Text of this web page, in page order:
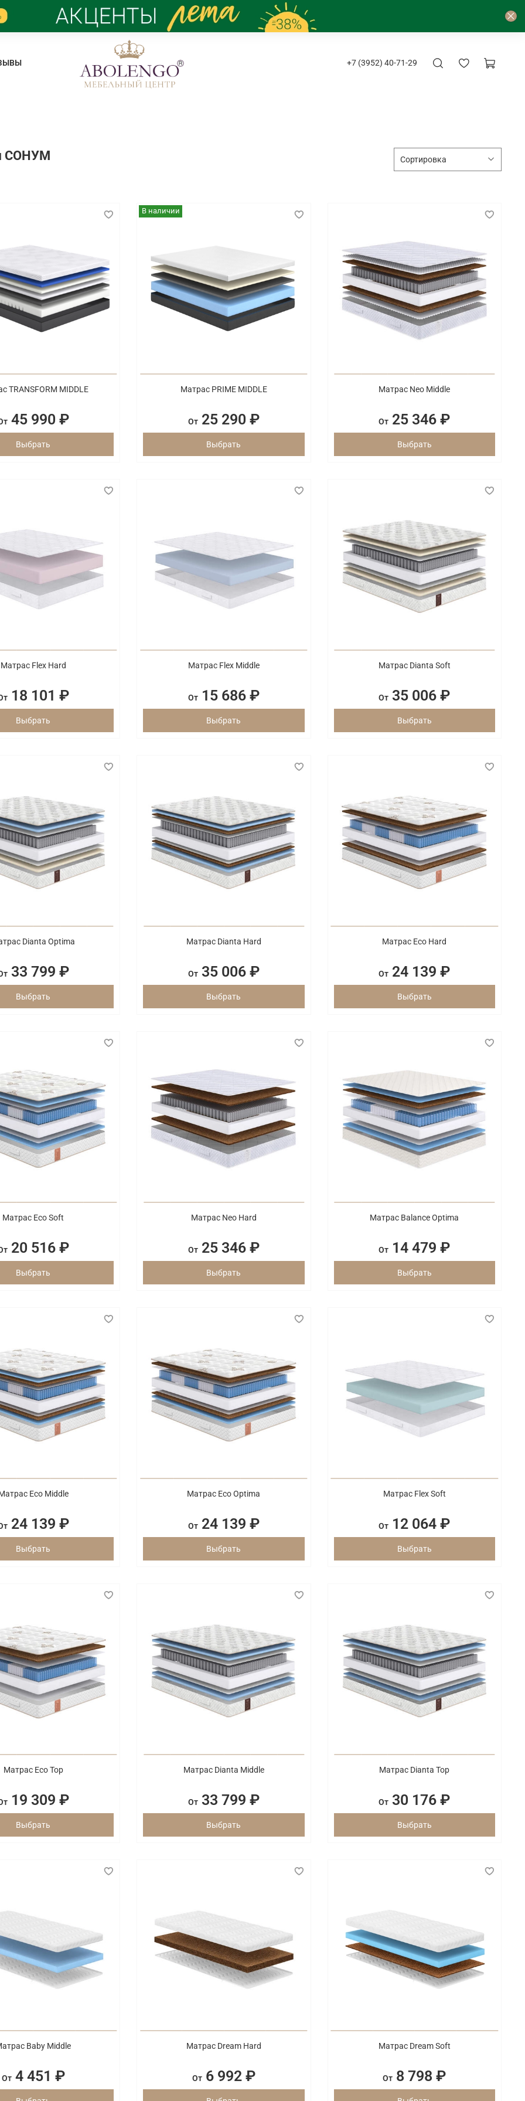
+7 (3952) 40-71-29
СОНУМ
TRANSFORM MIDDLE
45 990 ₽
Выбрать
В наличии
Матрас PRIME MIDDLE
От25 290 ₽
Выбрать
Матрас Neo Middle
От 25 346 ₽
Выбрать
Матрас Flex Hard
18 101 ₽
Выбрать
Матрас Flex Middle
От15 686 ₽
Выбрать
Матрас Dianta Soft
От 35 006 ₽
Выбрать
Dianta Optima
33 799 ₽
Выбрать
Матрас Dianta Hard
От35 006 ₽
Выбрать
Матрас Eco Hard
От 24 139 ₽
Выбрать
Матрас Eco Soft
20 516 ₽
Выбрать
Матрас Neo Hard
От25 346 ₽
Выбрать
Матрас Balance Optima
От 14 479 ₽
Выбрать
Eco Middle
24 139 ₽
Выбрать
Матрас Eco Optima
От24 139 ₽
Выбрать
Матрас Flex Soft
От 12 064 ₽
Выбрать
Матрас Eco Top
19 309 ₽
Выбрать
Матрас Dianta Middle
От33 799 ₽
Выбрать
Матрас Dianta Top
От 30 176 ₽
Выбрать
Baby Middle
От4 451 ₽
Матрас Dream Hard
От6 992 ₽
Матрас Dream Soft
От 8 798 ₽